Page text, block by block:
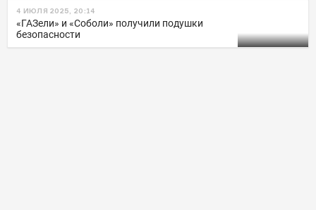
4 ИЮЛЯ 2025, 20:14
«ГАЗели» и «Соболи» получили подушки
безопасности